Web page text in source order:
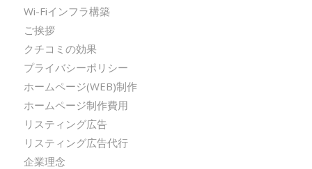
Wi-Fiインフラ構築
ご挨拶
クチコミの効果
プライバシーポリシー
ホームページ(WEB)制作
ホームページ制作費用
リスティング広告
リスティング広告代行
企業理念